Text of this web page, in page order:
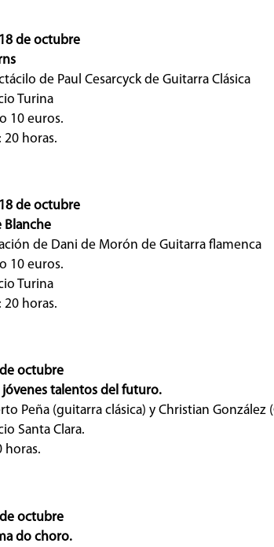
de octubre
de Paul Cesarcyck de Guitarra Clásica
Turina
10 euros.
20 horas.
de octubre
Blanche
de Dani de Morón de Guitarra flamenca
10 euros.
Turina
20 horas.
octubre
jóvenes talentos del futuro.
Peña (guitarra clásica) y Christian González
Santa Clara.
horas.
octubre
do choro.